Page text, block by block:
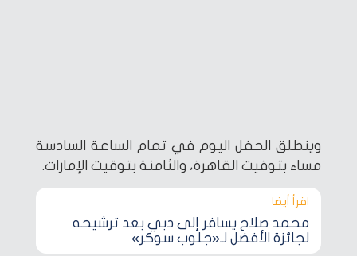
وينطلق الحفل اليوم في تمام الساعة السادسة
مساء بتوقيت القاهرة، والثامنة بتوقيت الإمارات.
اقرأ أيضا‎
محمد صلاح يسافر إلى دبي بعد ترشيحه
لجائزة الأفضل لـ«جلوب سوكر»